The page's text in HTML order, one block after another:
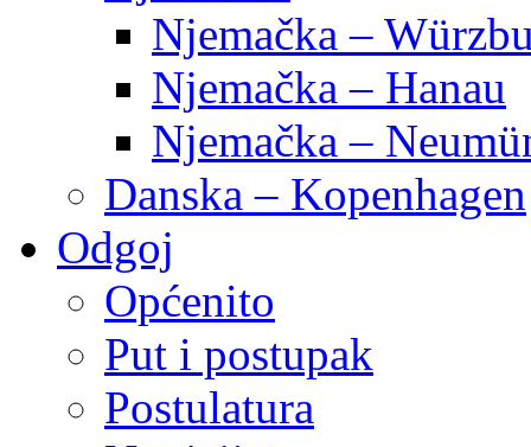
Njemačka –
Njemačka – Hanau
Njemačka –
Danska – Kopenhagen
Odgoj
Općenito
Put i postupak
Postulatura